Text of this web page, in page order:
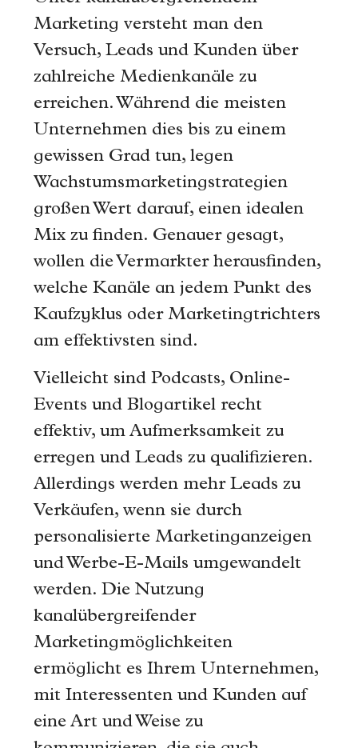
Marketing versteht man den
Versuch, Leads und Kunden über
zahlreiche Medienkanäle zu
erreichen. Während die meisten
Unternehmen dies bis zu einem
gewissen Grad tun, legen
Wachstumsmarketingstrategien
großen Wert darauf, einen idealen
Mix zu finden. Genauer gesagt,
wollen die Vermarkter herausfinden,
welche Kanäle an jedem Punkt des
Kaufzyklus oder Marketingtrichters
am effektivsten sind.
Vielleicht sind Podcasts, Online-
Events und Blogartikel recht
effektiv, um Aufmerksamkeit zu
erregen und Leads zu qualifizieren.
Allerdings werden mehr Leads zu
Verkäufen, wenn sie durch
personalisierte Marketinganzeigen
und Werbe-E-Mails umgewandelt
werden. Die Nutzung
kanalübergreifender
Marketingmöglichkeiten
ermöglicht es Ihrem Unternehmen,
mit Interessenten und Kunden auf
eine Art und Weise zu